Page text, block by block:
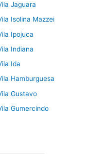
Jaguara
Isolina Mazzei
Ipojuca
Indiana
Ida
Hamburguesa
Gustavo
Gumercindo